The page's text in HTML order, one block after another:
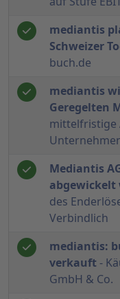
mediantis
Schweizer
buch.de
mediantis
Geregelten
mittelfristige
Mediantis
abgewickelt
des
Verbindlich
mediantis:
verkauft -
GmbH & Co.